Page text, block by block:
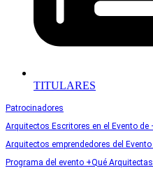
TITULARES
Patrocinadores
Arquitectos Escritores en el Evento de
Arquitectos emprendedores del
Programa del evento +Qué